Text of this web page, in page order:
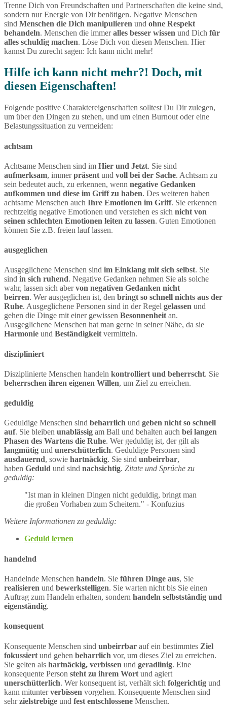
Trenne Dich von Freundschaften und Partnerschaften die keine sind,
sondern nur Energie von Dir benötigen. Negative Menschen
sind Menschen die Dich manipulieren und ohne Respekt
behandeln. Menschen die immeralles besser wissen und Dich für
alles schuldig machen. Löse Dich von diesen Menschen. Hier
kannst Du zurecht sagen: Ich kann nicht mehr!
Hilfe ich kann nicht mehr?! Doch, mit
diesen Eigenschaften!
Folgende positive Charaktereigenschaften solltest Du Dir zulegen,
um über den Dingen zu stehen, und um einen Burnout oder eine
Belastungssituation zu vermeiden:
achtsam
Achtsame Menschen sind im Hier und Jetzt. Sie sind
aufmerksam, immerpräsent und voll bei der Sache. Achtsam zu
sein bedeutet auch, zu erkennen, wenn negative Gedanken
aufkommen und diese im Griff zu haben. Des weiteren haben
achtsame Menschen auch Ihre Emotionen im Griff. Sie erkennen
rechtzeitig negative Emotionen und verstehen es sich nicht von
seinen schlechten Emotionen leiten zu lassen. Guten Emotionen
können Sie z.B. freien lauf lassen.
ausgeglichen
Ausgeglichene Menschen sind im Einklang mit sich selbst. Sie
sind in sich ruhend. Negative Gedanken nehmen Sie als solche
wahr, lassen sich abervon negativen Gedanken nicht
beirren. Wer ausgeglichen ist, den bringt so schnell nichts aus der
Ruhe. Ausgeglichene Personen sind in der Regel gelassen und
gehen die Dinge mit einer gewissen Besonnenheit an.
Ausgeglichene Menschen hat man gerne in seiner Nähe, da sie
Harmonie und Beständigkeit vermitteln.
diszipliniert
Disziplinierte Menschen handeln kontrolliert und beherrscht. Sie
beherrschen ihren eigenen Willen, um Ziel zu erreichen.
geduldig
Geduldige Menschen sind beharrlich und geben nicht so schnell
auf. Sie bleiben unablässig am Ball und behalten auch bei langen
Phasen des Wartens die Ruhe. Wer geduldig ist, der gilt als
langmütig und unerschütterlich. Geduldige Personen sind
ausdauernd, sowie hartnäckig. Sie sind unbeirrbar,
haben Geduld und sind nachsichtig. Zitate und Sprüche zu
geduldig:
"Ist man in kleinen Dingen nicht geduldig, bringt man
die großen Vorhaben zum Scheitern." - Konfuzius
Weitere Informationen zu geduldig:
Geduld lernen
handelnd
Handelnde Menschen handeln. Sie führen Dinge aus, Sie
realisieren und bewerkstelligen. Sie warten nicht bis Sie einen
Auftrag zum Handeln erhalten, sondern handeln selbstständig und
eigenständig.
konsequent
Konsequente Menschen sind unbeirrbar auf ein bestimmtes Ziel
fokussiert und gehen beharrlich vor, um dieses Ziel zu erreichen.
Sie gelten als hartnäckig, verbissen und geradlinig. Eine
konsequente Person steht zu ihrem Wort und agiert
unerschütterlich. Wer konsequent ist, verhält sich folgerichtig und
kann mitunterverbissen vorgehen. Konsequente Menschen sind
sehrzielstrebige und fest entschlossene Menschen.